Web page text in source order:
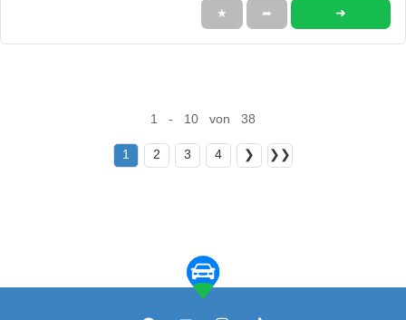
★ ➦ ➜
1 - 10 von 38
1 2 3 4 ❯ ❯❯